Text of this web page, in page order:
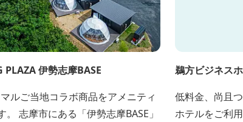
PLAZA 伊勢志摩BASE
ルご当地コラボ商品をアメニティ
」
鵜方ビジネス
低料金、尚且
ホテルをご利